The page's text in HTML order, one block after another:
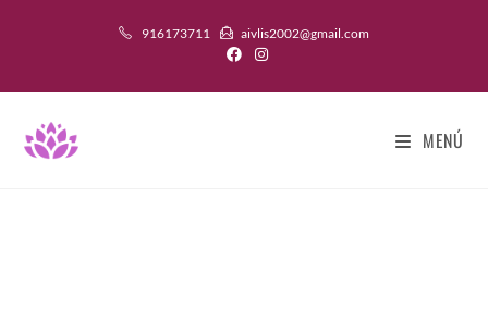
916173711 aivlis2002@gmail.com
MENÚ